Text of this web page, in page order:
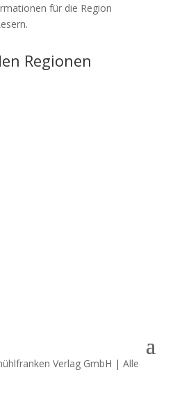
für die Region
Regionen
Verlag GmbH | Alle